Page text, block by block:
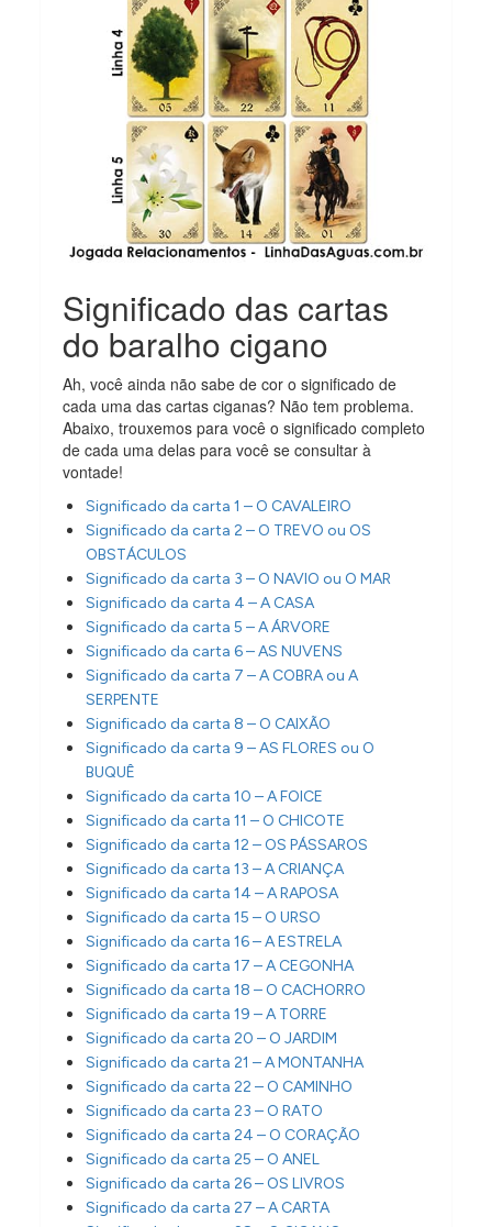
Significado das cartas
do baralho cigano
Ah, você ainda não sabe de cor o significado de
cada uma das cartas ciganas? Não tem problema.
Abaixo, trouxemos para você o significado completo
de cada uma delas para você se consultar à
vontade!
Significado da carta 1 – O CAVALEIRO
Significado da carta 2 – O TREVO ou OS
OBSTÁCULOS
Significado da carta 3 – O NAVIO ou O MAR
Significado da carta 4 – A CASA
Significado da carta 5 – A ÁRVORE
Significado da carta 6 – AS NUVENS
Significado da carta 7 – A COBRA ou A
SERPENTE
Significado da carta 8 – O CAIXÃO
Significado da carta 9 – AS FLORES ou O
BUQUÊ
Significado da carta 10 – A FOICE
Significado da carta 11 – O CHICOTE
Significado da carta 12 – OS PÁSSAROS
Significado da carta 13 – A CRIANÇA
Significado da carta 14 – A RAPOSA
Significado da carta 15 – O URSO
Significado da carta 16 – A ESTRELA
Significado da carta 17 – A CEGONHA
Significado da carta 18 – O CACHORRO
Significado da carta 19 – A TORRE
Significado da carta 20 – O JARDIM
Significado da carta 21 – A MONTANHA
Significado da carta 22 – O CAMINHO
Significado da carta 23 – O RATO
Significado da carta 24 – O CORAÇÃO
Significado da carta 25 – O ANEL
Significado da carta 26 – OS LIVROS
Significado da carta 27 – A CARTA